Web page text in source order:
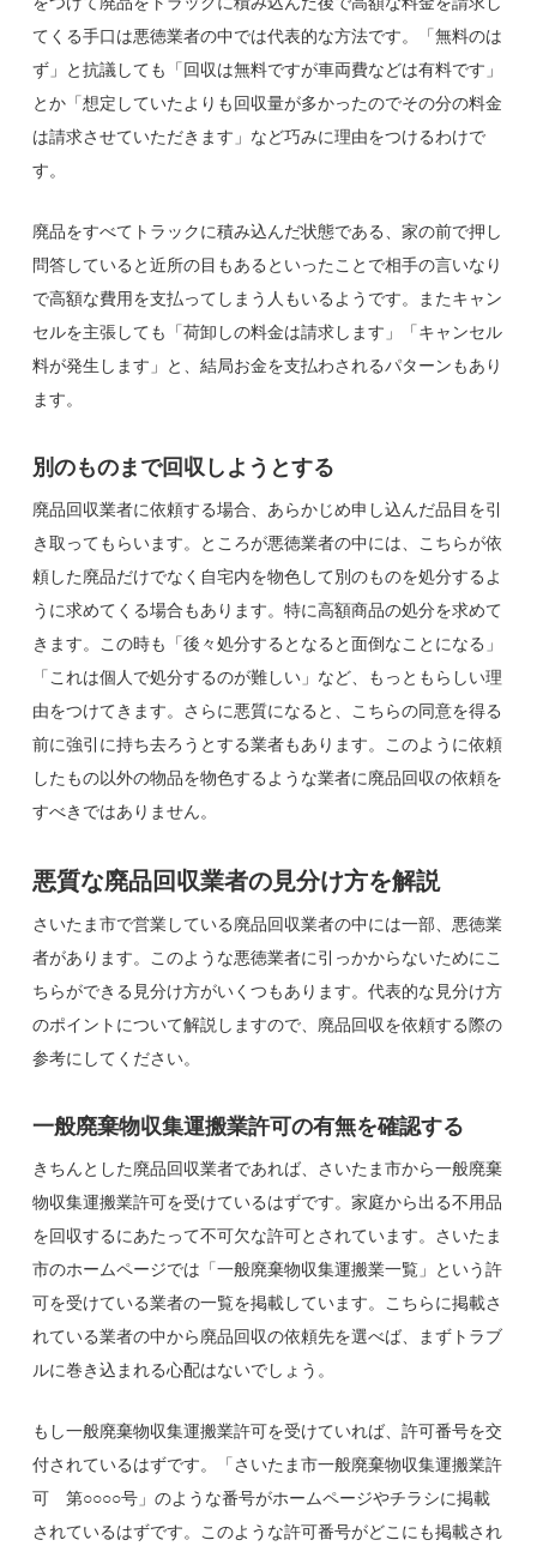
てくる手口は悪徳業者の中では代表的な方法です。「無料のは
ず」と抗議しても「回収は無料ですが車両費などは有料です」
とか「想定していたよりも回収量が多かったのでその分の料金
は請求させていただきます」など巧みに理由をつけるわけで
す。
廃品をすべてトラックに積み込んだ状態である、家の前で押し
問答していると近所の目もあるといったことで相手の言いなり
で高額な費用を支払ってしまう人もいるようです。またキャン
セルを主張しても「荷卸しの料金は請求します」「キャンセル
料が発生します」と、結局お金を支払わされるパターンもあり
ます。
別のものまで回収しようとする
廃品回収業者に依頼する場合、あらかじめ申し込んだ品目を引
き取ってもらいます。ところが悪徳業者の中には、こちらが依
頼した廃品だけでなく自宅内を物色して別のものを処分するよ
うに求めてくる場合もあります。特に高額商品の処分を求めて
きます。この時も「後々処分するとなると面倒なことになる」
「これは個人で処分するのが難しい」など、もっともらしい理
由をつけてきます。さらに悪質になると、こちらの同意を得る
前に強引に持ち去ろうとする業者もあります。このように依頼
したもの以外の物品を物色するような業者に廃品回収の依頼を
すべきではありません。
悪質な廃品回収業者の見分け方を解説
さいたま市で営業している廃品回収業者の中には一部、悪徳業
者があります。このような悪徳業者に引っかからないためにこ
ちらができる見分け方がいくつもあります。代表的な見分け方
のポイントについて解説しますので、廃品回収を依頼する際の
参考にしてください。
一般廃棄物収集運搬業許可の有無を確認する
きちんとした廃品回収業者であれば、さいたま市から一般廃棄
物収集運搬業許可を受けているはずです。家庭から出る不用品
を回収するにあたって不可欠な許可とされています。さいたま
市のホームページでは「一般廃棄物収集運搬業一覧」という許
可を受けている業者の一覧を掲載しています。こちらに掲載さ
れている業者の中から廃品回収の依頼先を選べば、まずトラブ
ルに巻き込まれる心配はないでしょう。
もし一般廃棄物収集運搬業許可を受けていれば、許可番号を交
付されているはずです。「さいたま市一般廃棄物収集運搬業許
可 第○○○○号」のような番号がホームページやチラシに掲載
されているはずです。このような許可番号がどこにも掲載され